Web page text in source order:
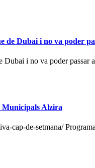
Dubai i no va poder
i no va poder passar
Municipals Alzira
cap-de-setmana/